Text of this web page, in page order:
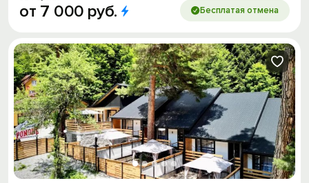
от 7 000 руб. Бесплатая отмена